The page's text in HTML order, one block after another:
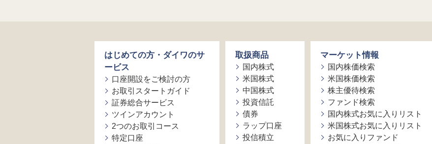
はじめての方・ダイワのサ
ービス
口座開設をご検討の方
お取引スタートガイド
証券総合サービス
ツインアカウント
2つのお取引コース
特定口座
取扱商品
国内株式
米国株式
中国株式
投資信託
債券
ラップ口座
投信積立
マーケット情報
国内株価検索
米国株価検索
株主優待検索
ファンド検索
国内株式お気に入りリスト
米国株式お気に入りリスト
お気に入りファンド